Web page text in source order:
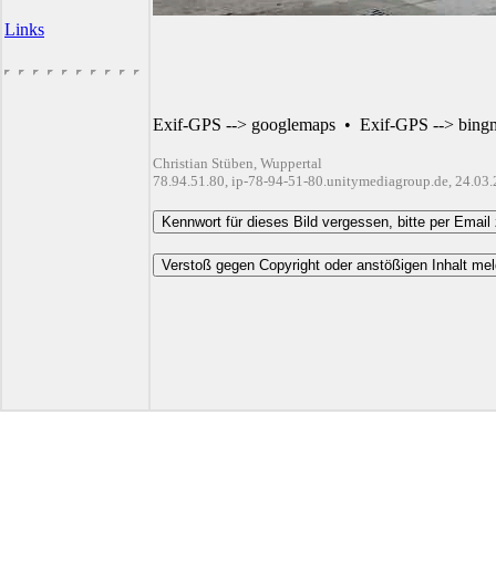
Links
Exif-GPS --> googlemaps • Exif-GPS -->
Christian Stüben, Wuppertal
78.94.51.80, ip-78-94-51-80.unitymediagroup.de,